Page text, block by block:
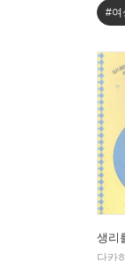
#여
생리